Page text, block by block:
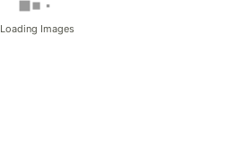
Loading Images